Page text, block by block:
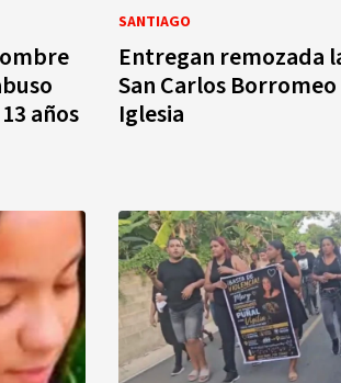
años
SANTIAGO
Entregan remozada
San Carlos Borromeo
Iglesia